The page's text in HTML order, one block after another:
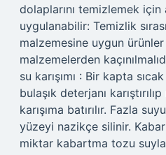
dolaplarını temizlemek
uygulanabilir: Temizlik
malzemesine uygun ürünler
malzemelerden
su karışımı : Bir kapta
bulaşık deterjanı
karışıma batırılır. Fazla
yüzeyi nazikçe silinir.
miktar kabartma tozu suyla